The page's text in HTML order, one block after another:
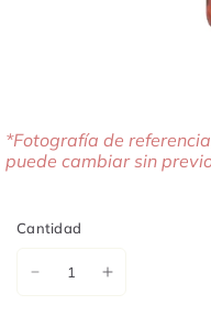
*Fotografía de
puede cambiar sin
Cantidad